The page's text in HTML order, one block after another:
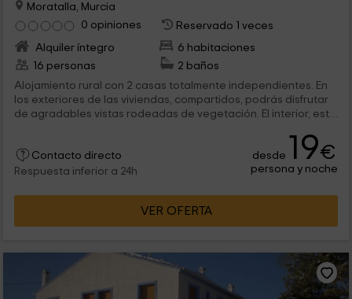
Moratalla, Murcia
0 opiniones
Reservado 1 veces
Alquiler íntegro
6 habitaciones
16 personas
2 baños
Alojamiento rural con 2 casas totalmente independientes. En
los exteriores de las viviendas, compartidos, podrás disfrutar
de agradables vistas rodeadas de vegetación. El interior, está
necesario para hacer tu estancia lo más agradable posible.
Contacto directo
Respuesta inferior a 24h
desde 19€
persona y noche
VER OFERTA